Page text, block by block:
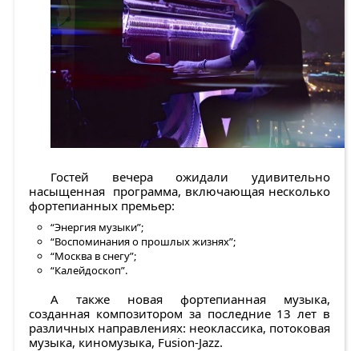
Гостей вечера ожидали удивительно
насыщенная программа, включающая несколько
фортепианных премьер:
“Энергия музыки”;
“Воспоминания о прошлых жизнях”;
“Москва в снегу”;
“Калейдоскоп”.
А также новая фортепианная музыка,
созданная композитором за последние 13 лет в
различных направлениях: неоклассика, потоковая
музыка, киномузыка, Fusion-Jazz.